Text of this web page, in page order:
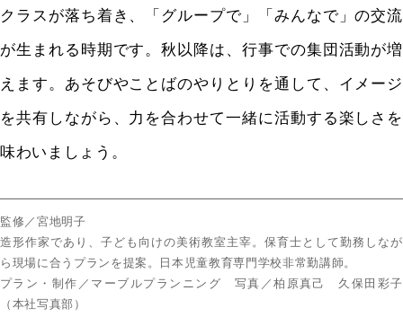
クラスが落ち着き、「グループで」「みんなで」の交流
が生まれる時期です。秋以降は、行事での集団活動が増
えます。あそびやことばのやりとりを通して、イメージ
を共有しながら、力を合わせて一緒に活動する楽しさを
味わいましょう。
監修／宮地明子
造形作家であり、子ども向けの美術教室主宰。保育士として勤務しなが
ら現場に合うプランを提案。日本児童教育専門学校非常勤講師。
プラン・制作／マーブルプランニング 写真／柏原真己 久保田彩子
（本社写真部）